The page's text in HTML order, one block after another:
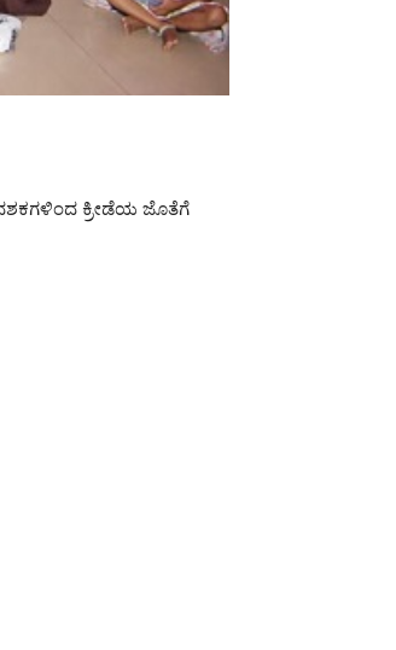
ಕ್ರೀಡೆಯ ಜೊತೆಗೆ